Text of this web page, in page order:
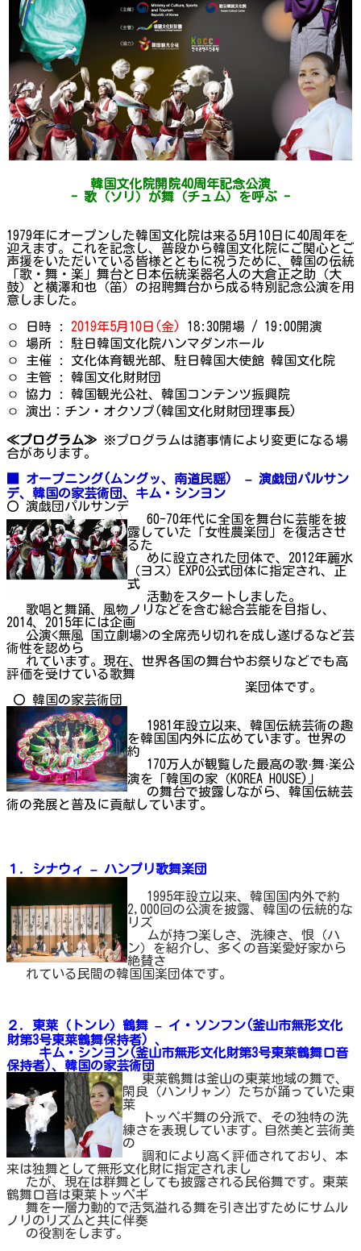
韓国文化院開院40周年記念公演
- 歌（ソリ）が舞（チュム）を呼ぶ -
1979年にオープンした韓国文化院は来る5月10日に40周年を
迎えます。これを記念し、普段から韓国文化院にご関心とご
声援をいただいている皆様とともに祝うために、韓国の伝統
「歌・舞・楽」舞台と日本伝統楽器名人の大倉正之助（大
鼓）と横澤和也（笛）の招聘舞台から成る特別記念公演を用
意しました。
ㅇ 日時 : 2019年5月10日(金) 18:30開場 / 19:00開演
ㅇ 場所 : 駐日韓国文化院ハンマダンホール
ㅇ 主催 : 文化体育観光部、駐日韓国大使館 韓国文化院
ㅇ 主管 : 韓国文化財財団
ㅇ 協力 : 韓国観光公社、韓国コンテンツ振興院
ㅇ 演出：チン・オクソプ(韓国文化財財団理事長)
≪プログラム≫ ※プログラムは諸事情により変更になる場
合があります。
■ オープニング(ムングッ、南道民謡) – 演戯団パルサン
デ、 韓国の家芸術団、キム・シンヨン
〇 演戯団パルサンデ
60-70年代に全国を舞台に芸能を披
露していた「女性農楽団」を復活させ
るた
めに設立された団体で、2012年麗水
（ヨス）EXPO公式団体に指定され、正
式
活動をスタートしました。
歌唱と舞踊、風物ノリなどを含む総合芸能を目指し、
2014、2015年には企画
公演<無風 国立劇場>の全席売り切れを成し遂げるなど芸
術性を認めら
れています。現在、世界各国の舞台やお祭りなどでも高
評価を受けている歌舞
楽団体です。
〇 韓国の家芸術団
1981年設立以来、韓国伝統芸術の趣
を韓国国内外に広めています。世界の
約
170万人が観覧した最高の歌·舞·楽公
演を「韓国の家（KOREA HOUSE)」
の舞台で披露しながら、韓国伝統芸
術の発展と普及に貢献しています。
１. シナウィ – ハンプリ歌舞楽団
1995年設立以来、韓国国内外で約
2,000回の公演を披露、韓国の伝統的な
リズ
ムが持つ楽しさ、洗練さ、恨（ハ
ン）を紹介し、多くの音楽愛好家から
絶賛さ
れている民間の韓国国楽団体です。
２. 東莱（トンレ）鶴舞 – イ・ソンフン(釜山市無形文化
財第3号東莱鶴舞保持者) 、
キム・シンヨン(釜山市無形文化財第3号東莱鶴舞口音
保持者)、韓国の家芸術団
東莱鶴舞は釜山の東莱地域の舞で、
閑良（ハンリャン）たちが踊っていた東
莱
トッペギ舞の分派で、その独特の洗
練さを表現しています。自然美と芸術美
の
調和により高く評価されており、本
来は独舞として無形文化財に指定されまし
たが、現在は群舞としても披露される民俗舞です。東莱
鶴舞口音は東莱トッペギ
舞を一層力動的で活気溢れる舞を引き出すためにサムル
ノリのリズムと共に伴奏
の役割をします。